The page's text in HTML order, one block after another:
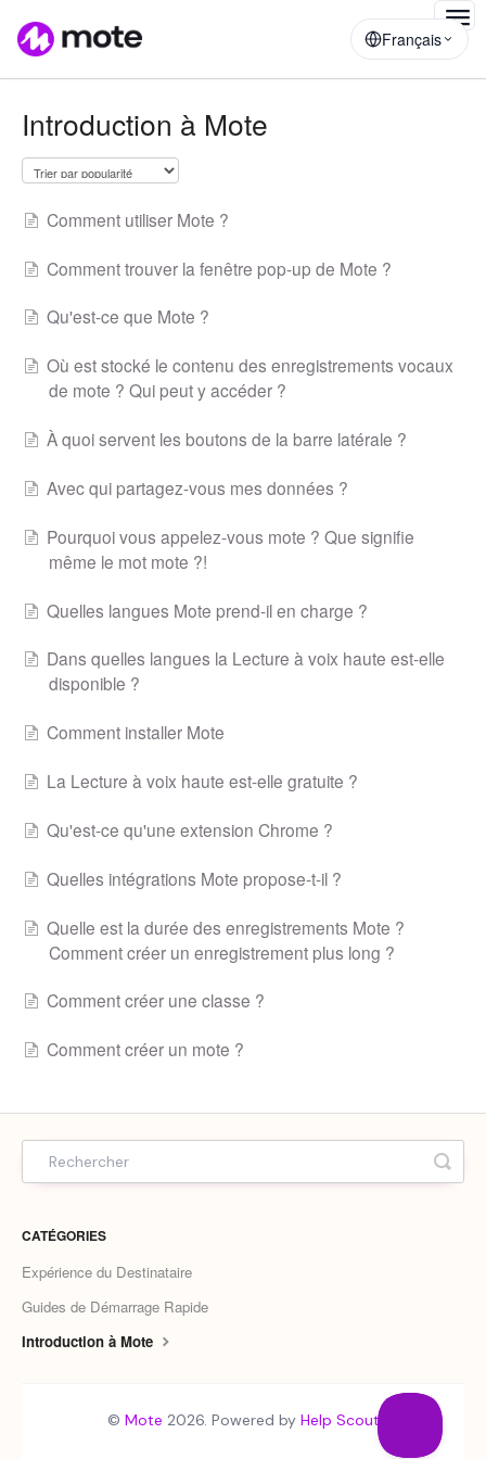
Français
Introduction à Mote
Comment utiliser Mote ?
Comment trouver la fenêtre pop-up de Mote ?
Qu'est-ce que Mote ?
Où est stocké le contenu des enregistrements vocaux
de mote ? Qui peut y accéder ?
À quoi servent les boutons de la barre latérale ?
Avec qui partagez-vous mes données ?
Pourquoi vous appelez-vous mote ? Que signifie
même le mot mote ?!
Quelles langues Mote prend-il en charge ?
Dans quelles langues la Lecture à voix haute est-elle
disponible ?
Comment installer Mote
La Lecture à voix haute est-elle gratuite ?
Qu'est-ce qu'une extension Chrome ?
Quelles intégrations Mote propose-t-il ?
Quelle est la durée des enregistrements Mote ?
Comment créer un enregistrement plus long ?
Comment créer une classe ?
Comment créer un mote ?
CATÉGORIES
Expérience du Destinataire
Guides de Démarrage Rapide
Introduction à Mote
© Mote 2026. Powered by Help Scout